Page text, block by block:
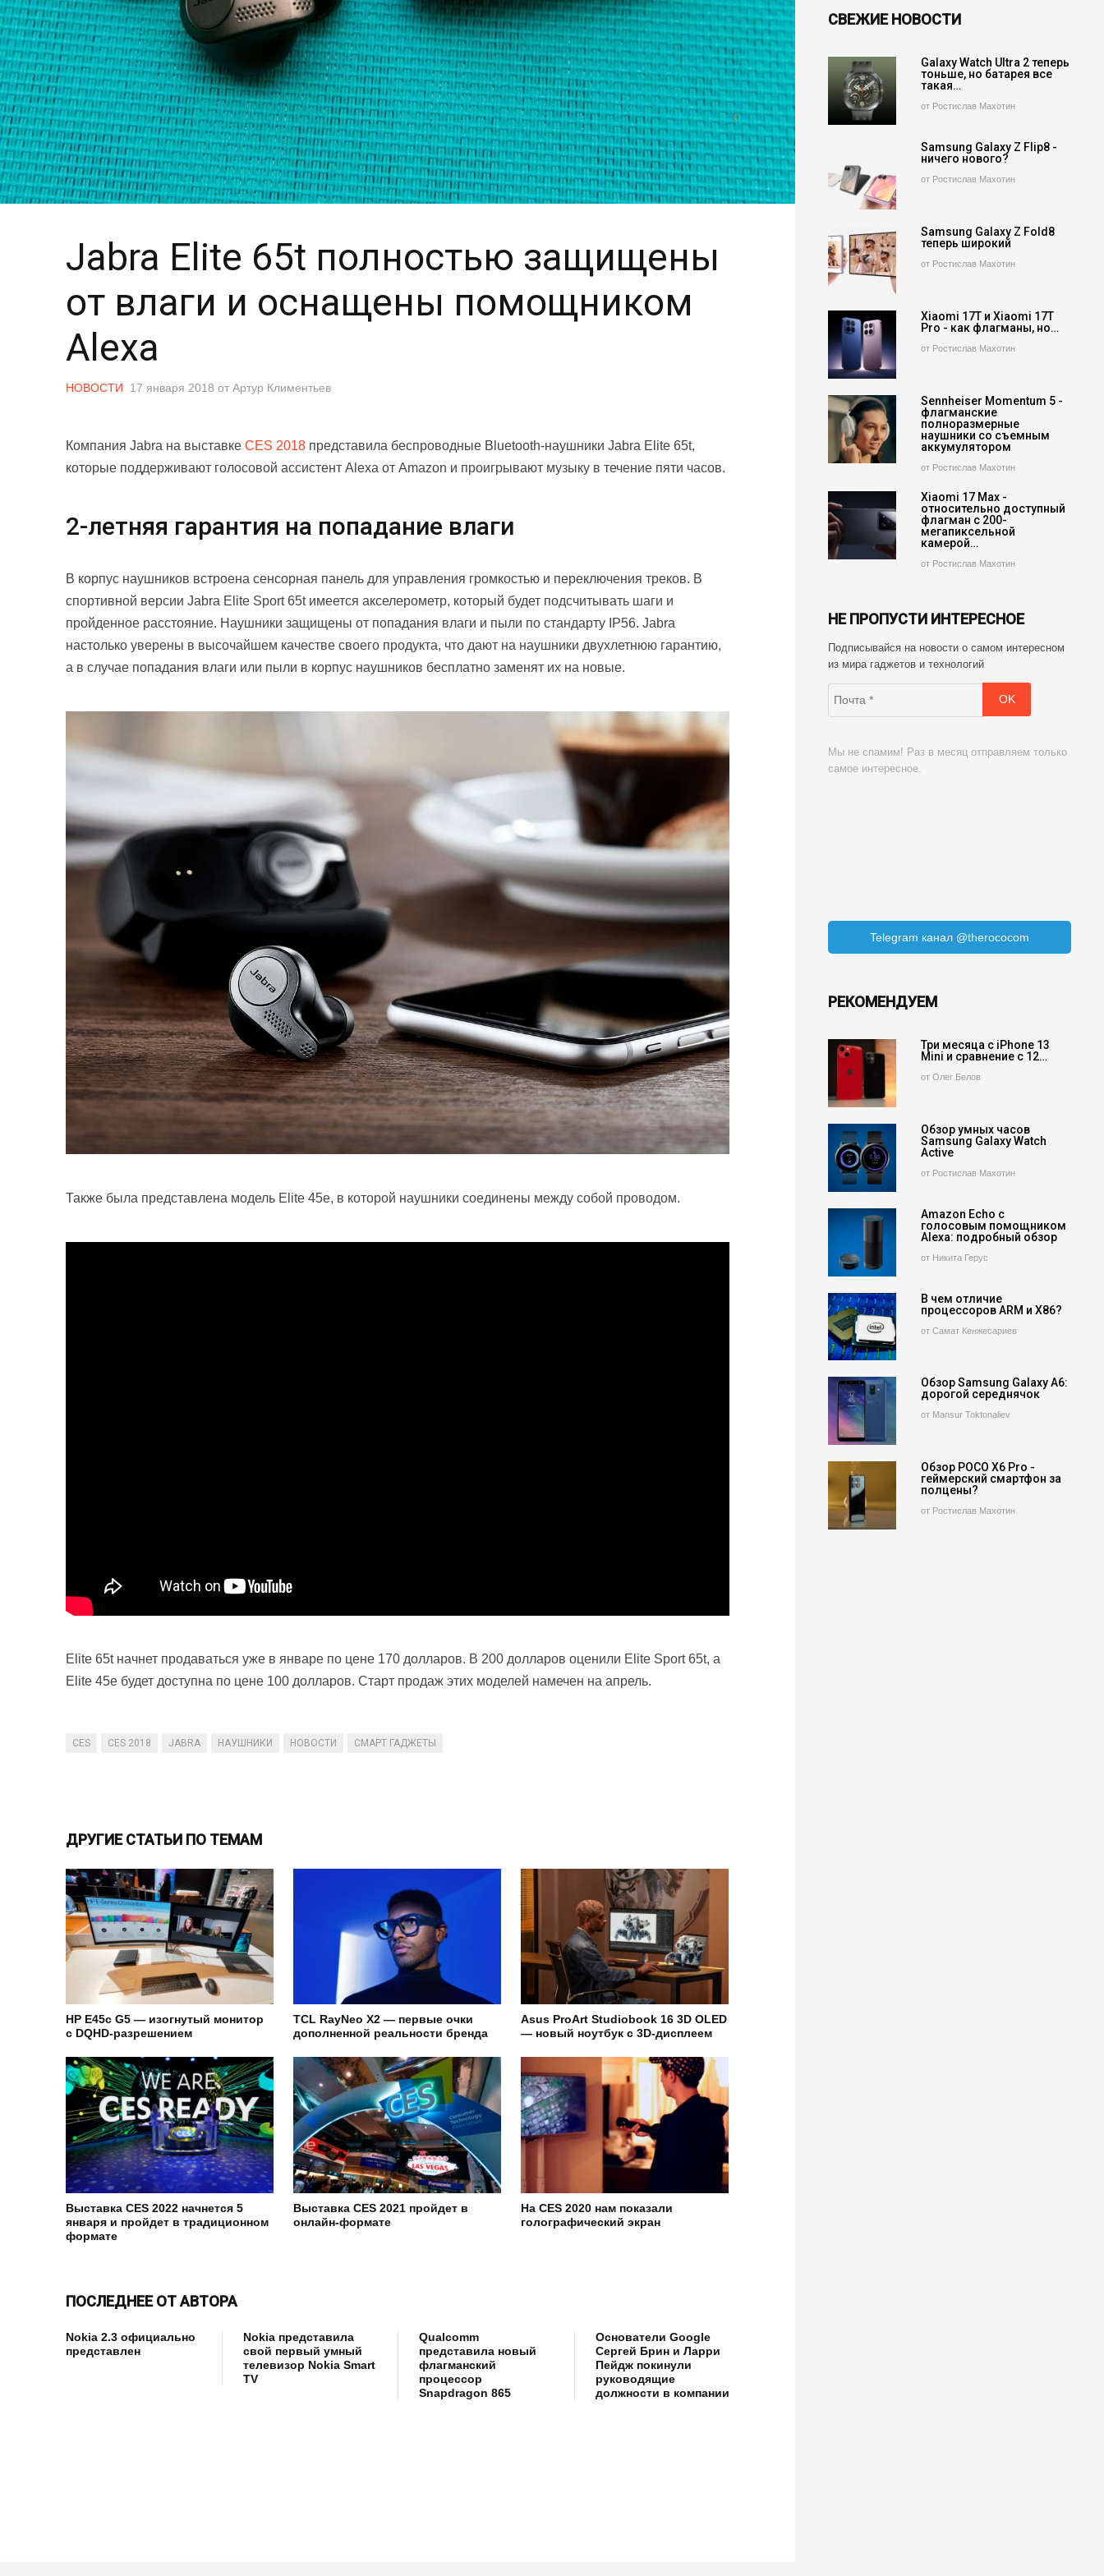
Jabra Elite 65t полностью защищены
от влаги и оснащены помощником
Alexa
НОВОСТИ 17 января 2018 от Артур Климентьев
Компания Jabra на выставке CES 2018 представила беспроводные Bluetooth-наушники Jabra Elite 65t,
которые поддерживают голосовой ассистент Alexa от Amazon и проигрывают музыку в течение пяти часов.
2-летняя гарантия на попадание влаги
В корпус наушников встроена сенсорная панель для управления громкостью и переключения треков. В
спортивной версии Jabra Elite Sport 65t имеется акселерометр, который будет подсчитывать шаги и
пройденное расстояние. Наушники защищены от попадания влаги и пыли по стандарту IP56. Jabra
настолько уверены в высочайшем качестве своего продукта, что дают на наушники двухлетнюю гарантию,
а в случае попадания влаги или пыли в корпус наушников бесплатно заменят их на новые.
Также была представлена модель Elite 45e, в которой наушники соединены между собой проводом.
Elite 65t начнет продаваться уже в январе по цене 170 долларов. В 200 долларов оценили Elite Sport 65t, а
Elite 45e будет доступна по цене 100 долларов. Старт продаж этих моделей намечен на апрель.
CES CES 2018 JABRA НАУШНИКИ НОВОСТИ СМАРТ ГАДЖЕТЫ
ДРУГИЕ СТАТЬИ ПО ТЕМАМ
HP E45c G5 — изогнутый монитор
с DQHD-разрешением
TCL RayNeo X2 — первые очки
дополненной реальности бренда
Asus ProArt Studiobook 16 3D OLED
— новый ноутбук с 3D-дисплеем
Выставка CES 2022 начнется 5
января и пройдет в традиционном
формате
Выставка CES 2021 пройдет в
онлайн-формате
На CES 2020 нам показали
голографический экран
ПОСЛЕДНЕЕ ОТ АВТОРА
Nokia 2.3 официально
представлен
Nokia представила
свой первый умный
телевизор Nokia Smart
TV
Qualcomm
представила новый
флагманский
процессор
Snapdragon 865
Основатели Google
Сергей Брин и Ларри
Пейдж покинули
руководящие
должности в компании
СВЕЖИЕ НОВОСТИ
Galaxy Watch Ultra 2 теперь
тоньше, но батарея все
такая…
от Ростислав Махотин
Samsung Galaxy Z Flip8 -
ничего нового?
от Ростислав Махотин
Samsung Galaxy Z Fold8
теперь широкий
от Ростислав Махотин
Xiaomi 17T и Xiaomi 17T
Pro - как флагманы, но…
от Ростислав Махотин
Sennheiser Momentum 5 -
флагманские
полноразмерные
наушники со съемным
аккумулятором
от Ростислав Махотин
Xiaomi 17 Max -
относительно доступный
флагман с 200-
мегапиксельной
камерой…
от Ростислав Махотин
НЕ ПРОПУСТИ ИНТЕРЕСНОЕ
Подписывайся на новости о самом интересном
из мира гаджетов и технологий
Мы не спамим! Раз в месяц отправляем только
самое интересное.
Telegram канал @therococom
РЕКОМЕНДУЕМ
Три месяца с iPhone 13
Mini и сравнение с 12…
от Олег Белов
Обзор умных часов
Samsung Galaxy Watch
Active
от Ростислав Махотин
Amazon Echo с
голосовым помощником
Alexa: подробный обзор
от Никита Герус
В чем отличие
процессоров ARM и X86?
от Самат Кенжесариев
Обзор Samsung Galaxy A6:
дорогой середнячок
от Mansur Toktonaliev
Обзор POCO X6 Pro -
геймерский смартфон за
полцены?
от Ростислав Махотин